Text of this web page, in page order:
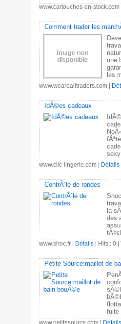
www.cartouches-en-stock.com
Comment trader les
une
les
www.wearealltraders.com
IdÃ©es cadeaux
www.clic-lingerie.com Détails
ContrÃ´le de rondes
la
des
www.shoc.fr Détails | Hits : 0 |
Petite Source:maillot de
fuite
www.petitesource.com Détails